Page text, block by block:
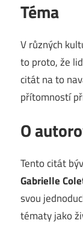
Téma
V různých
to proto, že
citát na to
přítomností
O
Tento citát
Gabrielle
svou
tématy jako